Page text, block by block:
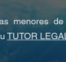
menores
TUTOR